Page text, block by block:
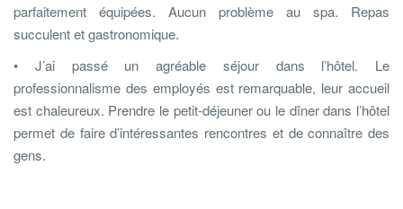
parfaitement équipées. Aucun problème au spa. Repas
succulent et gastronomique.
• J’ai passé un agréable séjour dans l’hôtel. Le
professionnalisme des employés est remarquable, leur accueil
est chaleureux. Prendre le petit-déjeuner ou le dîner dans l’hôtel
permet de faire d’intéressantes rencontres et de connaître des
gens.